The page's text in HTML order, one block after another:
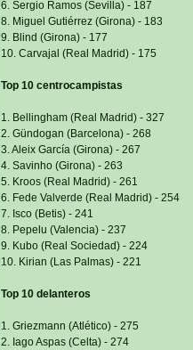
6. Sergio Ramos (Sevilla) - 187
8. Miguel Gutiérrez (Girona) - 183
9. Blind (Girona) - 177
10. Carvajal (Real Madrid) - 175
Top 10 centrocampistas
1. Bellingham (Real Madrid) - 327
2. Gündogan (Barcelona) - 268
3. Aleix García (Girona) - 267
4. Savinho (Girona) - 263
5. Kroos (Real Madrid) - 261
6. Fede Valverde (Real Madrid) - 254
7. Isco (Betis) - 241
8. Pepelu (Valencia) - 237
9. Kubo (Real Sociedad) - 224
10. Kirian (Las Palmas) - 221
Top 10 delanteros
1. Griezmann (Atlético) - 275
2. Iago Aspas (Celta) - 274